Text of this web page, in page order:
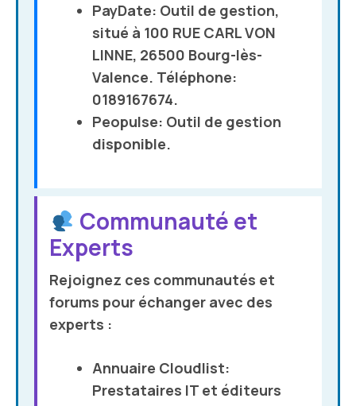
PayDate: Outil de gestion,
situé à 100 RUE CARL VON
LINNE, 26500 Bourg-lès-
Valence. Téléphone:
0189167674.
Peopulse: Outil de gestion
disponible.
Communauté et
Experts
Rejoignez ces communautés et
forums pour échanger avec des
experts :
Annuaire Cloudlist:
Prestataires IT et éditeurs